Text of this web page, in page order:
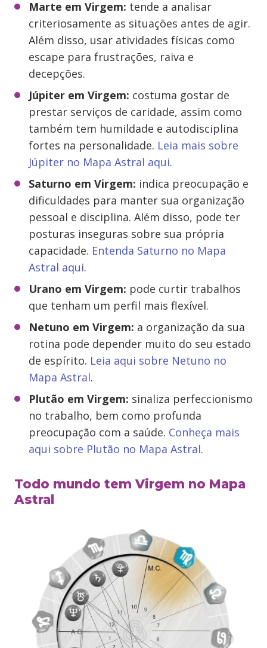
Marte em Virgem: tende a analisar
criteriosamente as situações antes de agir.
Além disso, usar atividades físicas como
escape para frustrações, raiva e
decepções.
Júpiter em Virgem: costuma gostar de
prestar serviços de caridade, assim como
também tem humildade e autodisciplina
fortes na personalidade. Leia mais sobre
Júpiter no Mapa Astral aqui.
Saturno em Virgem: indica preocupação e
dificuldades para manter sua organização
pessoal e disciplina. Além disso, pode ter
posturas inseguras sobre sua própria
capacidade. Entenda Saturno no Mapa
Astral aqui.
Urano em Virgem: pode curtir trabalhos
que tenham um perfil mais flexível.
Netuno em Virgem: a organização da sua
rotina pode depender muito do seu estado
de espírito. Leia aqui sobre Netuno no
Mapa Astral.
Plutão em Virgem: sinaliza perfeccionismo
no trabalho, bem como profunda
preocupação com a saúde. Conheça mais
aqui sobre Plutão no Mapa Astral.
Todo mundo tem Virgem no Mapa
Astral